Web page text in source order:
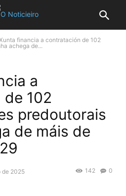
financia a contratación de 102
achega de...
a
102
predoutorais
de máis de
de 2025 0
142